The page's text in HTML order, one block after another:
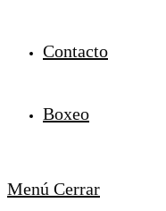
Contacto
Boxeo
Menú Cerrar